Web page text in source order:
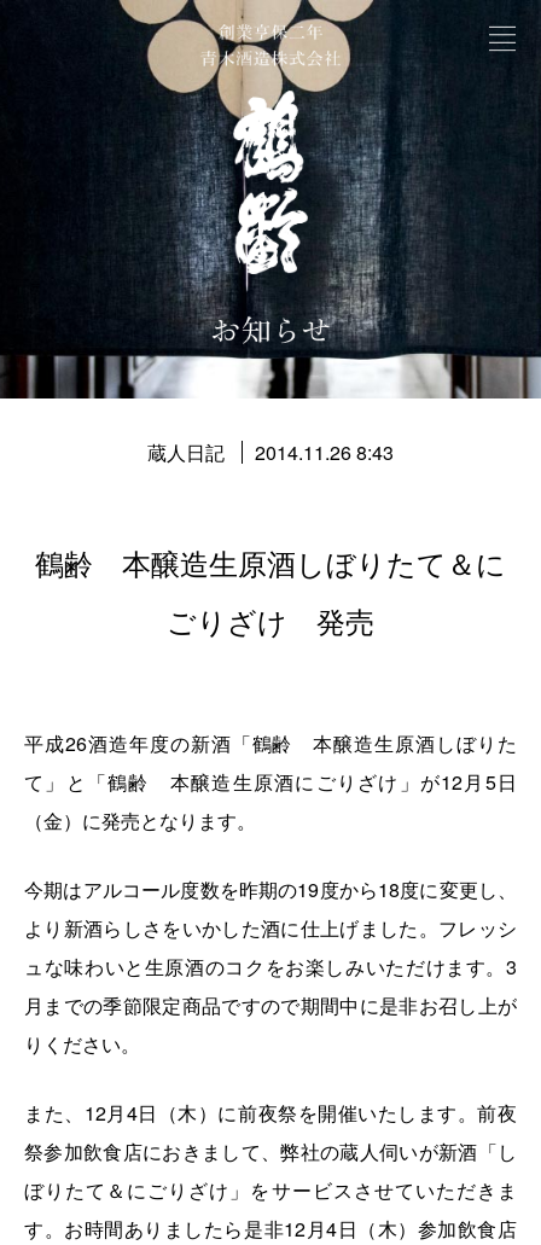
蔵人日記 2014.11.26 8:43
鶴齢 本醸造生原酒しぼりたて＆に
ごりざけ 発売
平成26酒造年度の新酒「鶴齢 本醸造生原酒しぼりた
て」と「鶴齢 本醸造生原酒にごりざけ」が12月5日
（金）に発売となります。
今期はアルコール度数を昨期の19度から18度に変更し、
より新酒らしさをいかした酒に仕上げました。フレッシ
ュな味わいと生原酒のコクをお楽しみいただけます。3
月までの季節限定商品ですので期間中に是非お召し上が
りください。
また、12月4日（木）に前夜祭を開催いたします。前夜
祭参加飲食店におきまして、弊社の蔵人伺いが新酒「し
ぼりたて＆にごりざけ」をサービスさせていただきま
す。お時間ありましたら是非12月4日（木）参加飲食店